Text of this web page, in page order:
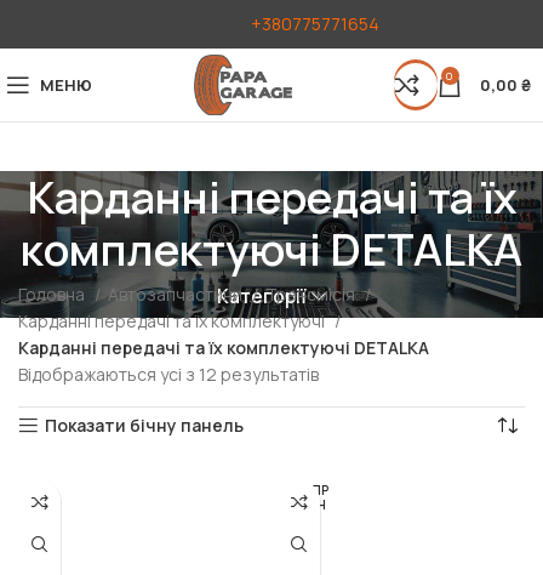
+380775771654
МЕНЮ 0 0,00 ₴
Карданні передачі та їх
комплектуючі DETALKA
Категорії
Головна Автозапчастини
Трансмісія
Карданні передачі та їх комплектуючі
Карданні передачі та їх комплектуючі DETALKA
Відображаються усі з 12 результатів
Показати бічну панель
РОЗПР
ОДАН